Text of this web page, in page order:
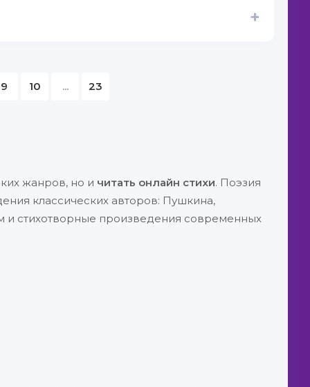
+
9 10 ... 23
жанров, но и читать онлайн стихи. Поэзия
классических авторов: Пушкина,
и стихотворные произведения современных